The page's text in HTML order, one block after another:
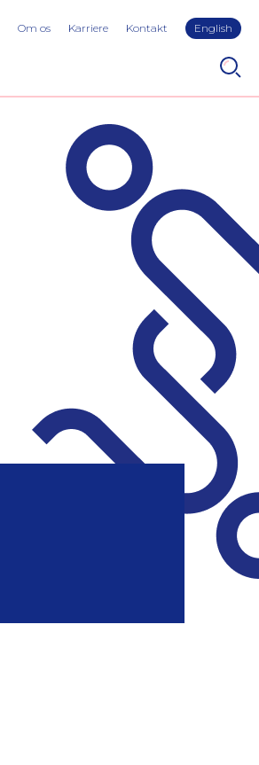
Om os Karriere Kontakt English